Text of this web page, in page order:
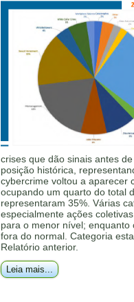
crises que dão sinais antes
posição histórica,
cybercrime voltou a aparecer
ocupando um quarto do total
representaram 35%. Várias
especialmente ações
para o menor nível;
fora do normal. Categoria
Relatório anterior.
Leia mais...